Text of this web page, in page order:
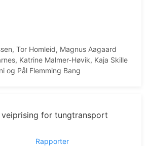
Tor Homleid, Magnus Aagaard
Katrine Malmer-Høvik, Kaja Skille
og Pål Flemming Bang
for tungtransport
Rapporter